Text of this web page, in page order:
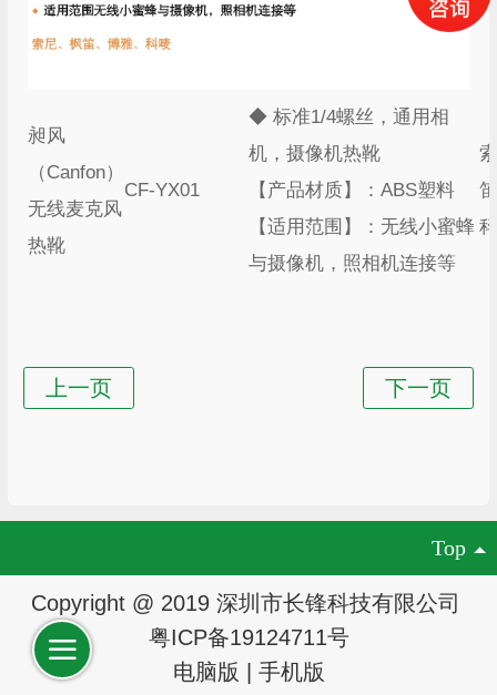
昶风
（Canfon）
无线麦克风
热靴
CF-YX01
◆ 标准1/4螺丝，通用相
机，摄像机热靴
【产品材质】：ABS塑料
【适用范围】：无线小蜜蜂
与摄像机，照相机连接等
Top
Copyright @ 2019 深圳市长锋科技有限公司
粤ICP备19124711号
电脑版
手机版